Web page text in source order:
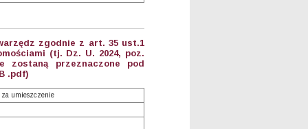
zgodnie z art. 35 ust.1
(tj. Dz. U. 2024, poz.
zostaną przeznaczone pod
.pdf)
za umieszczenie